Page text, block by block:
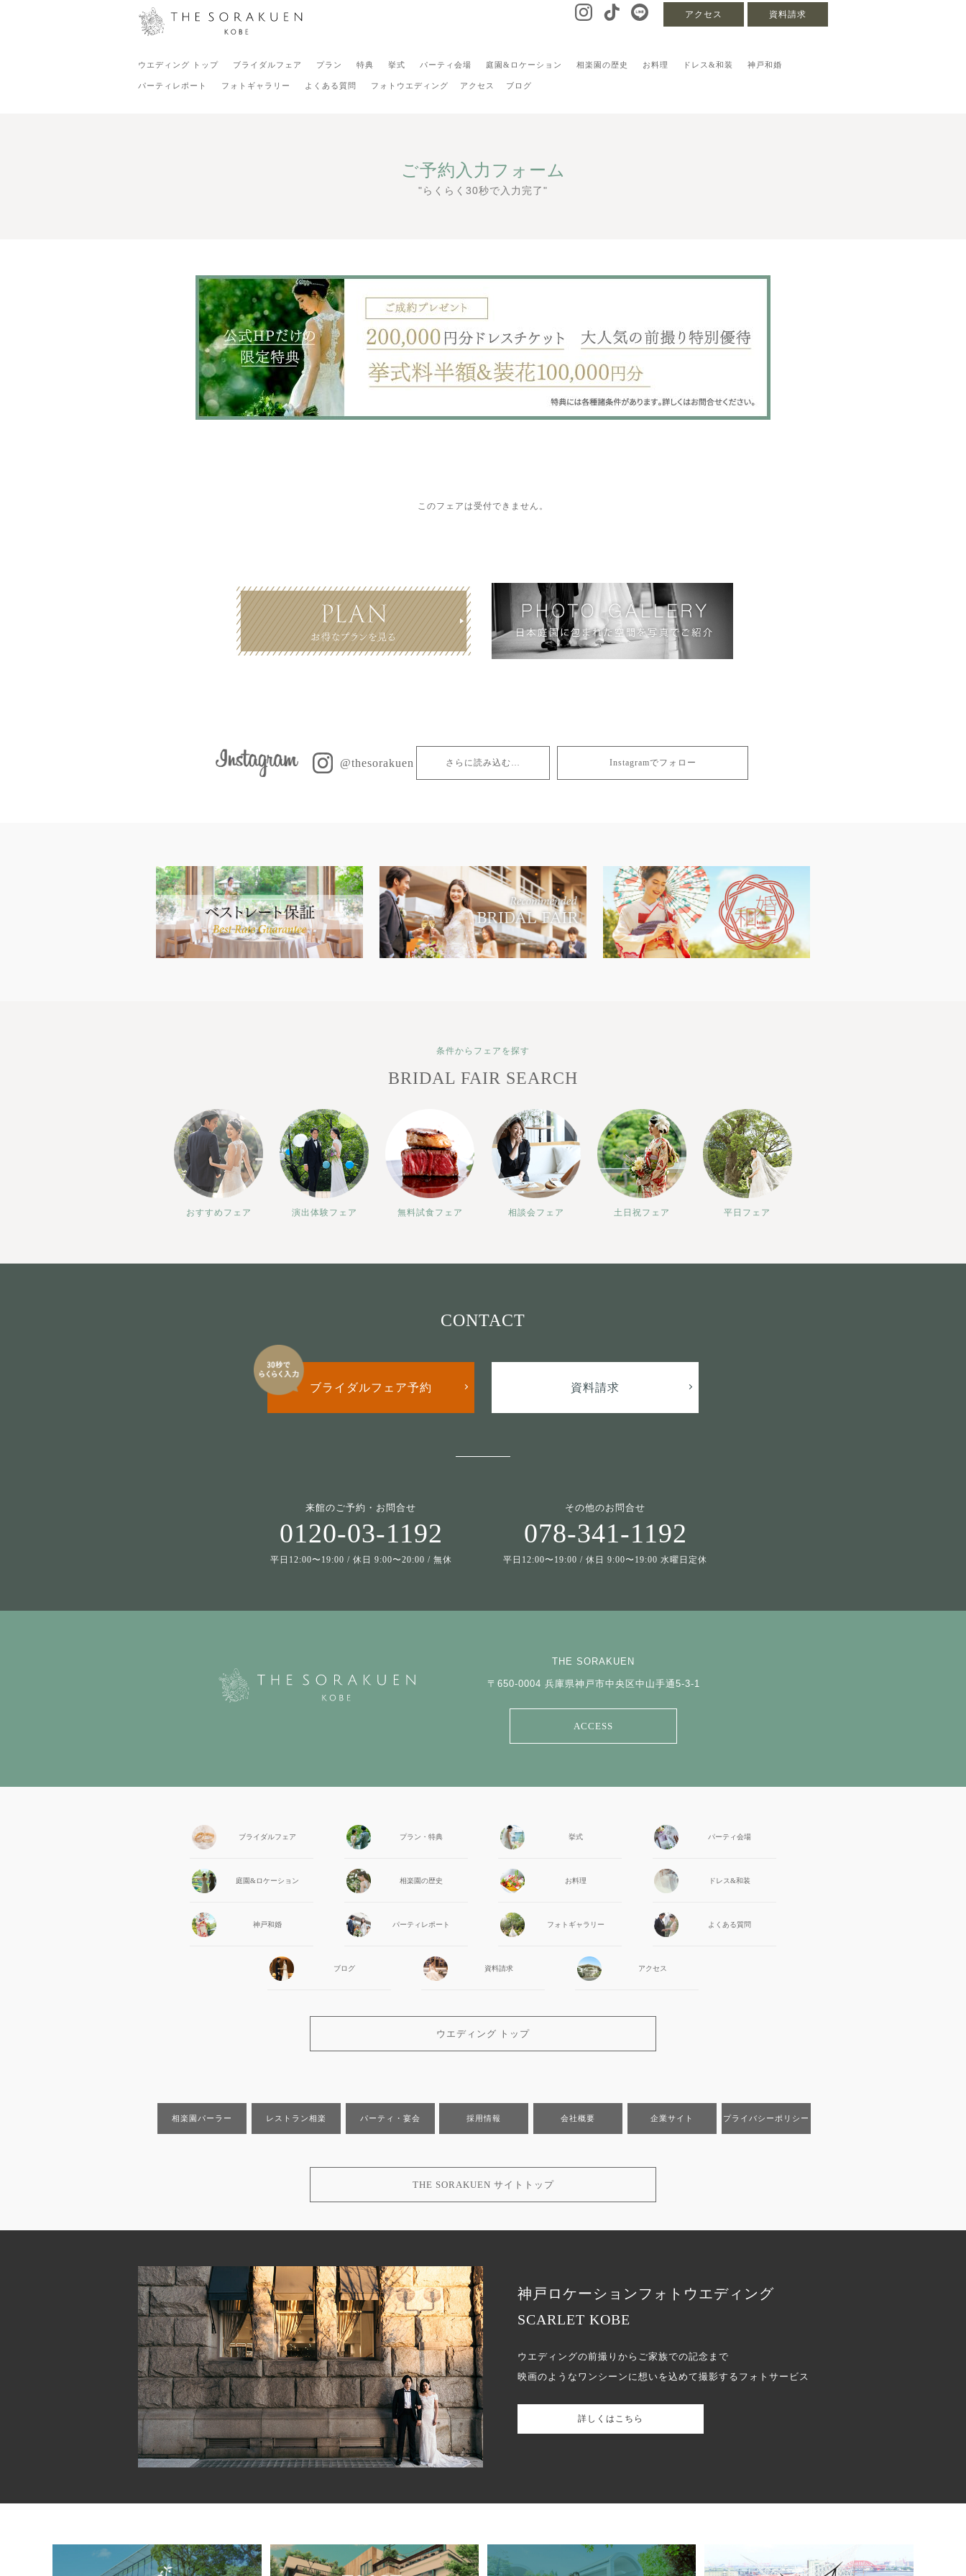
資料請求
アクセス
ウエディング トップ ブライダルフェア プラン 特典 挙式 パーティ会場 庭園&ロケーション 相楽園の歴史 お料理 ドレス&和装 神戸和婚
パーティレポート フォトギャラリー よくある質問 フォトウエディング アクセス ブログ
ご予約入力フォーム
"らくらく30秒で入力完了"
このフェアは受付できません。
@thesorakuen さらに読み込む… Instagramでフォロー
条件からフェアを探す
BRIDAL FAIR SEARCH
おすすめフェア 演出体験フェア 無料試食フェア 相談会フェア 土日祝フェア 平日フェア
CONTACT
ブライダルフェア予約 資料請求
来館のご予約・お問合せ
0120-03-1192
平日12:00〜19:00 / 休日 9:00〜20:00 / 無休
その他のお問合せ
078-341-1192
平日12:00〜19:00 / 休日 9:00〜19:00 水曜日定休
THE SORAKUEN
〒650-0004 兵庫県神戸市中央区中山手通5-3-1
ACCESS
ブライダルフェア プラン・特典 挙式 パーティ会場
庭園&ロケーション 相楽園の歴史 お料理 ドレス&和装
神戸和婚 パーティ レポート フォト ギャラリー よくある質問
ブログ 資料請求 アクセス
ウエディング トップ
相楽園パーラー レストラン相楽 パーティ・宴会 採用情報 会社概要 企業サイト プライバシーポリシー
THE SORAKUEN サイトトップ
神戸ロケーションフォトウエディング
SCARLET KOBE
ウエディングの前撮りからご家族での記念まで
映画のようなワンシーンに想いを込めて撮影するフォトサービス
詳しくはこちら